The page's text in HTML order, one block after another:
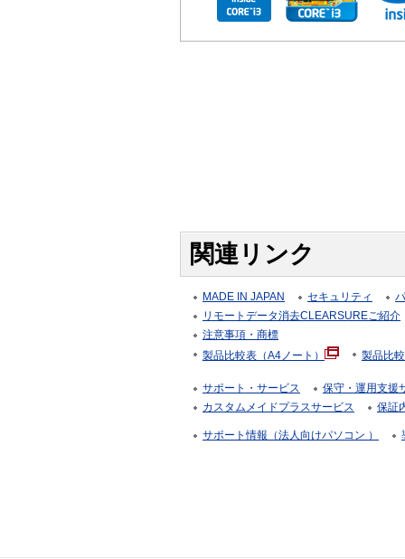
関連リンク
MADE IN JAPAN セキュリティ
リモートデータ消去CLEARSUREご紹介
注意事項・商標
製品比較表（A4ノート）
製品比
サポート・サービス
保守・運用支援
カスタムメイドプラスサービス
保証
サポート情報（法人向けパソコン ）